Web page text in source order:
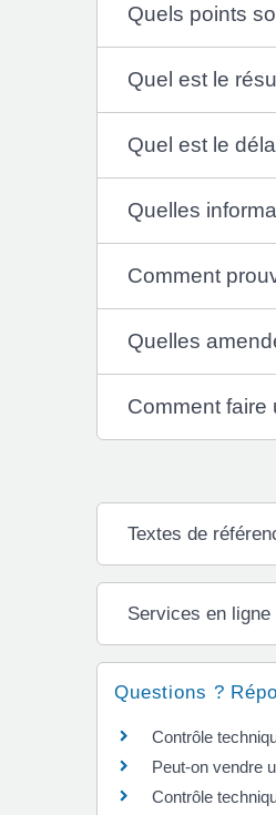
Quels points
Quel est le
Quel est le
Quelles
Comment
Quelles
Comment faire
Textes de
Services en
Questions ?
Contrôle
Peut-on vendre
Contrôle